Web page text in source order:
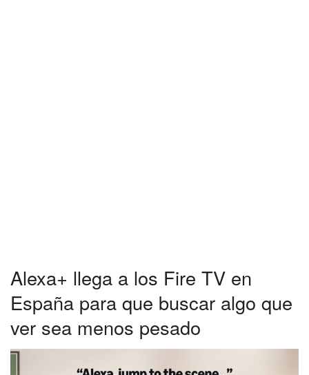
Alexa+ llega a los Fire TV en
España para que buscar algo que
ver sea menos pesado